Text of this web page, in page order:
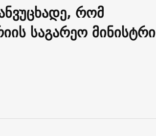
რომ
საგარეო მინისტრი